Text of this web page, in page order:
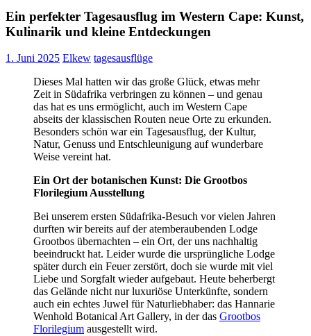
Ein perfekter Tagesausflug im Western Cape: Kunst,
Kulinarik und kleine Entdeckungen
1. Juni 2025 Elkew tagesausflüge
Dieses Mal hatten wir das große Glück, etwas mehr
Zeit in Südafrika verbringen zu können – und genau
das hat es uns ermöglicht, auch im Western Cape
abseits der klassischen Routen neue Orte zu erkunden.
Besonders schön war ein Tagesausflug, der Kultur,
Natur, Genuss und Entschleunigung auf wunderbare
Weise vereint hat.
Ein Ort der botanischen Kunst: Die Grootbos
Florilegium Ausstellung
Bei unserem ersten Südafrika-Besuch vor vielen Jahren
durften wir bereits auf der atemberaubenden Lodge
Grootbos übernachten – ein Ort, der uns nachhaltig
beeindruckt hat. Leider wurde die ursprüngliche Lodge
später durch ein Feuer zerstört, doch sie wurde mit viel
Liebe und Sorgfalt wieder aufgebaut. Heute beherbergt
das Gelände nicht nur luxuriöse Unterkünfte, sondern
auch ein echtes Juwel für Naturliebhaber: das Hannarie
Wenhold Botanical Art Gallery, in der das Grootbos
Florilegium ausgestellt wird.